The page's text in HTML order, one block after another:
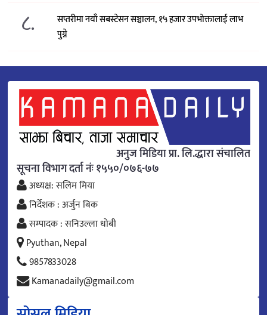
८.
सप्तरीमा नयाँ सबस्टेसन सञ्चालन, १५ हजार उपभोक्तालाई लाभ
पुग्ने
अनुज मिडिया प्रा. लि.द्धारा संचालित
सूचना विभाग दर्ता नंः १५५०/०७६-७७
अध्यक्ष: सलिम मिया
निर्देशक : अर्जुन बिक
सम्पादक : सनिउल्ला धोबी
Pyuthan, Nepal
9857833028
Kamanadaily@gmail.com